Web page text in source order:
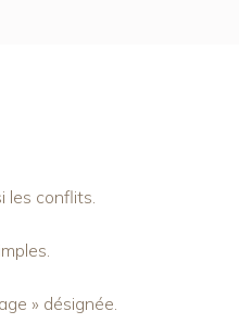
les conflits.
» désignée.